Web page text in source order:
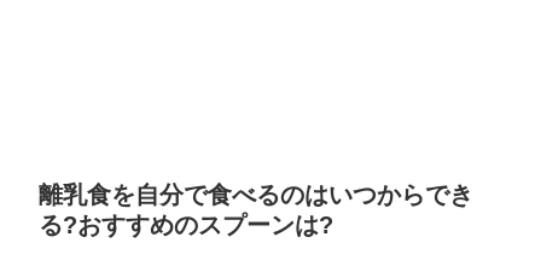
離乳食を自分で食べるのはいつからでき
る?おすすめのスプーンは?